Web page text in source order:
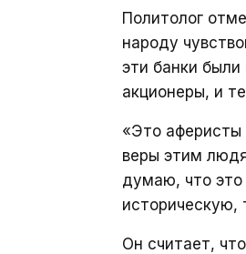
Политолог
народу
эти банки
акционеры, и
«Это аферисты
веры этим
думаю, что
историческую,
Он считает,